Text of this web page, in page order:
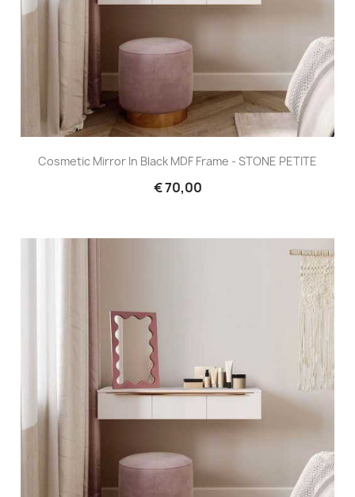
Cosmetic Mirror In Black MDF Frame - STONE PETITE
€ 70,00